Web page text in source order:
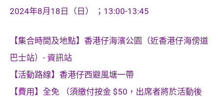
2024年8月18日（日） ；13:00-13:45
【集合時間及地點】香港仔海濱公園（近香港仔海傍道
巴士站）- 資訊站
【活動路線】香港仔西避風塘一帶
【費用】全免 （須繳付按金 $50，出席者將於活動後